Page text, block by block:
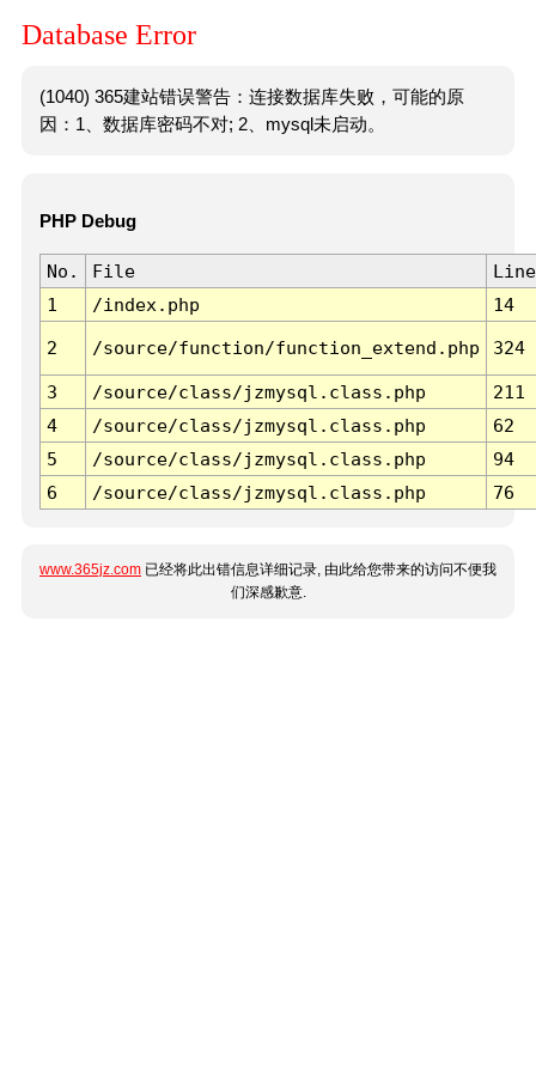
Database Error
(1040) 365建站错误警告：连接数据库失败，可能的原
因：1、数据库密码不对; 2、mysql未启动。
PHP Debug
No. File
Line
1
/index.php 14
2 /source/function/function_extend.php 324
3 /source/class/jzmysql.class.php
211
4
/source/class/jzmysql.class.php
62
5
/source/class/jzmysql.class.php
94
6
/source/class/jzmysql.class.php 76
www.365jz.com 已经将此出错信息详细记录, 由此给您带来的访问不便我
们深感歉意.